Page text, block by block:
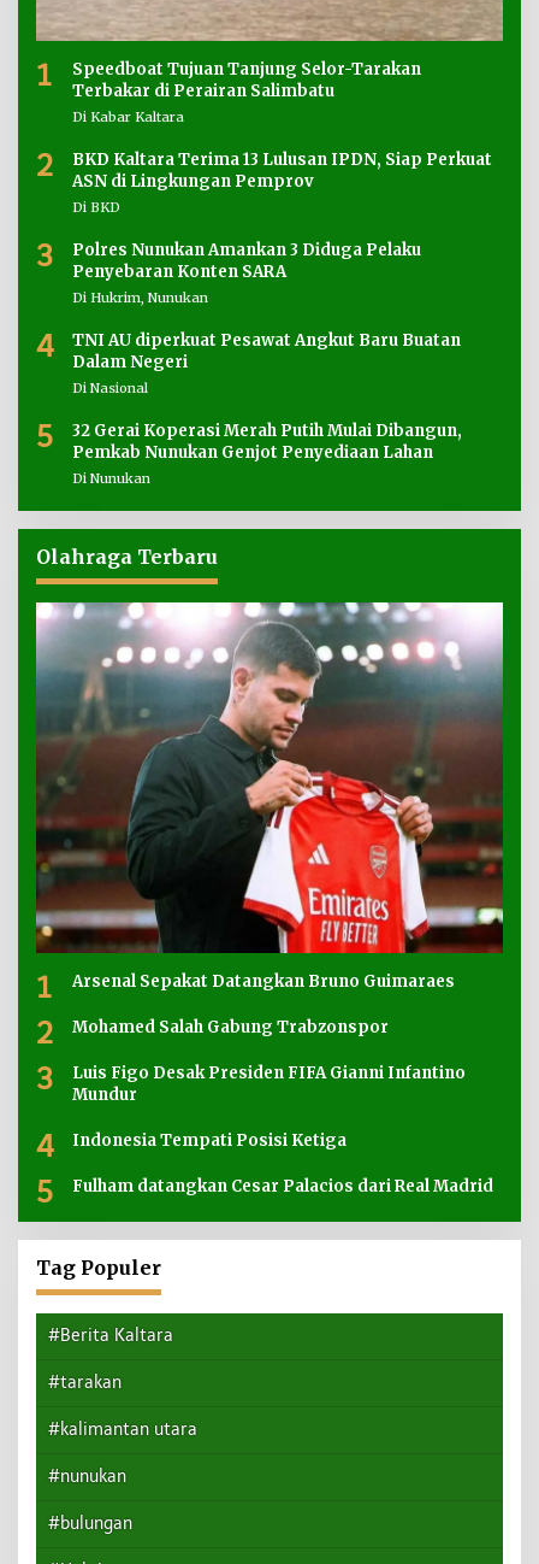
1
Speedboat Tujuan Tanjung Selor-Tarakan
Terbakar di Perairan Salimbatu
Di Kabar Kaltara
2
BKD Kaltara Terima 13 Lulusan IPDN, Siap Perkuat
ASN di Lingkungan Pemprov
Di BKD
3
Polres Nunukan Amankan 3 Diduga Pelaku
Penyebaran Konten SARA
Di Hukrim, Nunukan
4
TNI AU diperkuat Pesawat Angkut Baru Buatan
Dalam Negeri
Di Nasional
5
32 Gerai Koperasi Merah Putih Mulai Dibangun,
Pemkab Nunukan Genjot Penyediaan Lahan
Di Nunukan
Olahraga Terbaru
1 Arsenal Sepakat Datangkan Bruno Guimaraes
2 Mohamed Salah Gabung Trabzonspor
3
Luis Figo Desak Presiden FIFA Gianni Infantino
Mundur
4 Indonesia Tempati Posisi Ketiga
5 Fulham datangkan Cesar Palacios dari Real Madrid
Tag Populer
#Berita Kaltara
#tarakan
#kalimantan utara
#nunukan
#bulungan